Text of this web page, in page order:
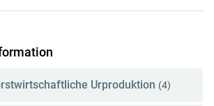
Urproduktion (4)